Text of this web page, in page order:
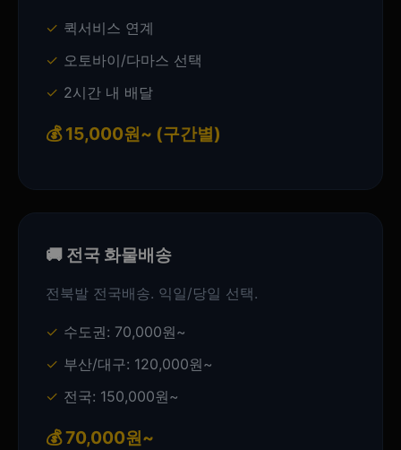
퀵서비스 연계
오토바이/다마스 선택
2시간 내 배달
💰 15,000원~ (구간별)
🚚 전국 화물배송
전북발 전국배송. 익일/당일 선택.
수도권: 70,000원~
부산/대구: 120,000원~
전국: 150,000원~
💰 70,000원~